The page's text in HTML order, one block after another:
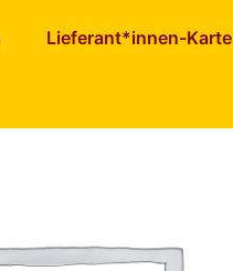
Lieferant*innen-Karte